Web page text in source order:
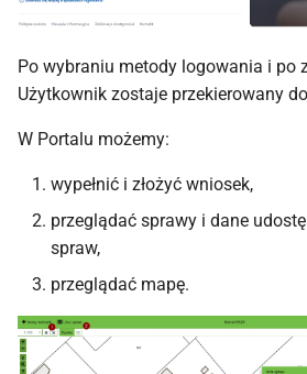
Po wybraniu metody logowania i po
Użytkownik zostaje przekierowany
W Portalu możemy:
wypełnić i złożyć wniosek,
przeglądać sprawy i dane
spraw,
przeglądać mapę.